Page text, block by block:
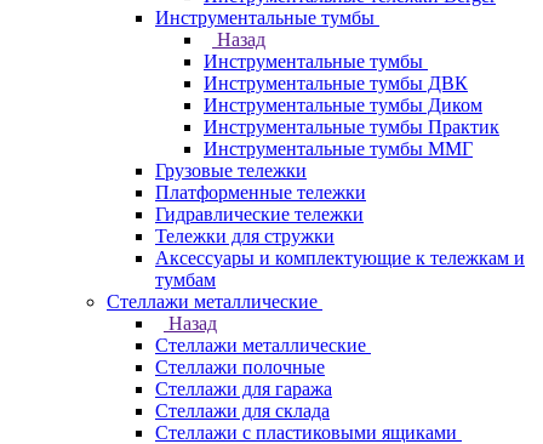
Инструментальные тумбы
Назад
Инструментальные тумбы
Инструментальные тумбы ДВК
Инструментальные тумбы Диком
Инструментальные тумбы Практик
Инструментальные тумбы ММГ
Грузовые тележки
Платформенные тележки
Гидравлические тележки
Тележки для стружки
Аксесcуары и комплектующие к тележкам и
тумбам
Стеллажи металлические
Назад
Стеллажи металлические
Стеллажи полочные
Стеллажи для гаража
Стеллажи для склада
Стеллажи с пластиковыми ящиками